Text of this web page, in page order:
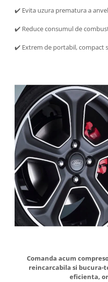
✔️ Evita uzura prematura a
✔️ Reduce consumul de
✔️ Extrem de portabil, compact
Comanda acum
reincarcabila si bucura-
eficienta,